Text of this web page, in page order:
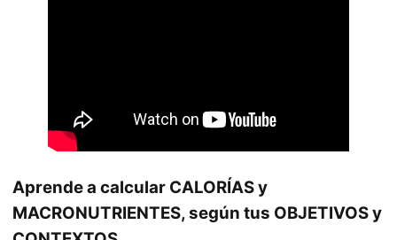
Aprende a calcular CALORÍAS y
MACRONUTRIENTES, según tus OBJETIVOS y